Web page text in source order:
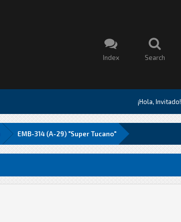
Index Search
¡Hola, Invitado!
EMB-314 (A-29) "Super Tucano"